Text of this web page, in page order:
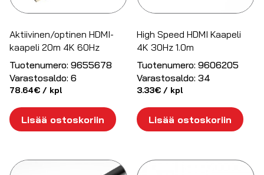
Aktiivinen/optinen HDMI-
kaapeli 20m 4K 60Hz
Tuotenumero: 9655678
Varastosaldo: 6
78.64€ / kpl
Lisää ostoskoriin
High Speed HDMI Kaapeli
4K 30Hz 1.0m
Tuotenumero: 9606205
Varastosaldo: 34
3.33€ / kpl
Lisää ostoskoriin